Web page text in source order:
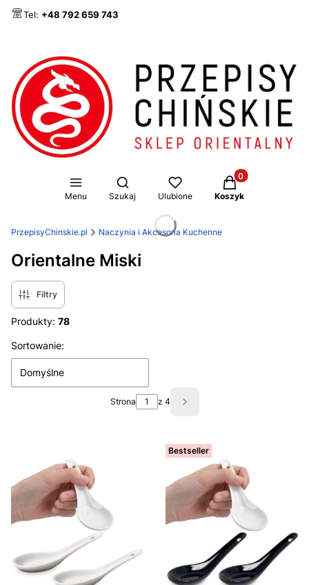
Tel: +48 792 659 743
Menu
Otwórz wyszukiwarkę
Szukaj Ulubione
Produkty w
Koszyk
PrzepisyChinskie.pl Naczynia i Akcesoria Kuchenne
Orientalne Miski
Filtry
Produkty: 78
Lista produktów
Sortowanie:
Domyślne
Strona z 4 Następne produkty
Bestseller